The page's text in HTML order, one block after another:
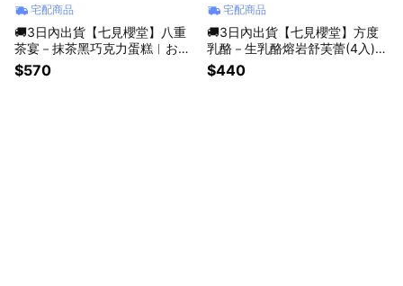
宅配商品
🚚3日內出貨【七見櫻堂】八重
茶宴－抹茶黑巧克力蛋糕︱お誕
生日おめでとう、
$570
宅配商品
🚚3日內出貨【七見櫻堂】方度
乳酪－生乳酪熔岩舒芙蕾(4入)🎂
生日快樂❤️
$440